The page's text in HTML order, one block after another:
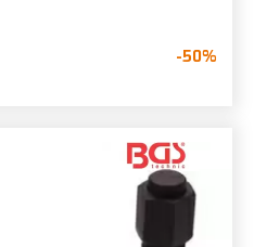
-50%